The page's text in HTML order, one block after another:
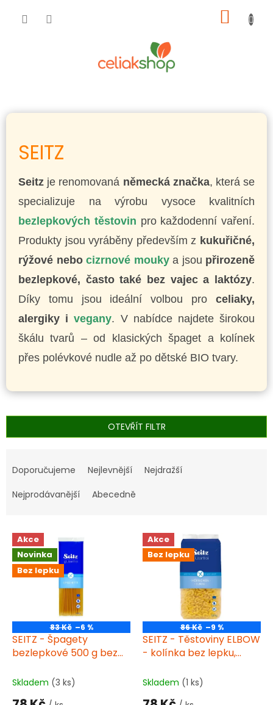
KOŠÍK
SEITZ
Seitz je renomovaná německá značka, která se
specializuje na výrobu vysoce kvalitních
bezlepkových těstovin pro každodenní vaření.
Produkty jsou vyráběny především z kukuřičné,
rýžové nebo cizrnové moukya jsou přirozeně
bezlepkové, často také bez vajec a laktózy.
Díky tomu jsou ideální volbou pro celiaky,
alergiky ivegany. V nabídce najdete širokou
škálu tvarů – od klasických špaget a kolínek
přes polévkové nudle až po dětské BIO tvary.
OTEVŘÍT FILTR
a
e
p
o
d
ů
Doporučujeme Nejlevnější
Nejdražší
Nejprodávanější
Abecedně
V
p
o
d
Akce
Novinka
Bez lepku
83 Kč –6 %
SEITZ - Špagety
bezlepkové 500 g bez
Skladem (3 ks)
Akce
Bez lepku
86 Kč –9 %
SEITZ - Těstoviny ELBOW
- kolínka bez lepku,
Skladem (1 ks)